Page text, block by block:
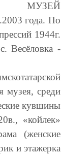
МУЗЕЙ
года. По
1944г.
Весёловка -
музея, среди
кувшины
«койлек»
(женские
и этажерка